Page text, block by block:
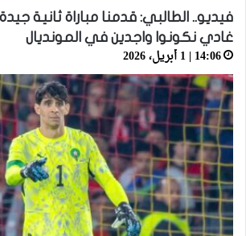
فيديو.. الطالبي: قدمنا مباراة ثانية
غادي نكونوا واجدين في المونديال
14:06 | 1 أبريل، 2026